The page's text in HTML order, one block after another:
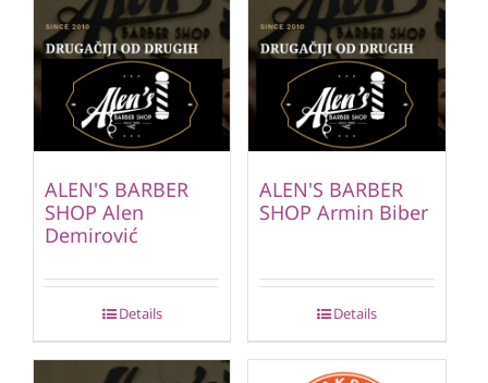
ALEN'S BARBER
SHOP Alen
Demirović
Details
ALEN'S BARBER
SHOP Armin Biber
Details